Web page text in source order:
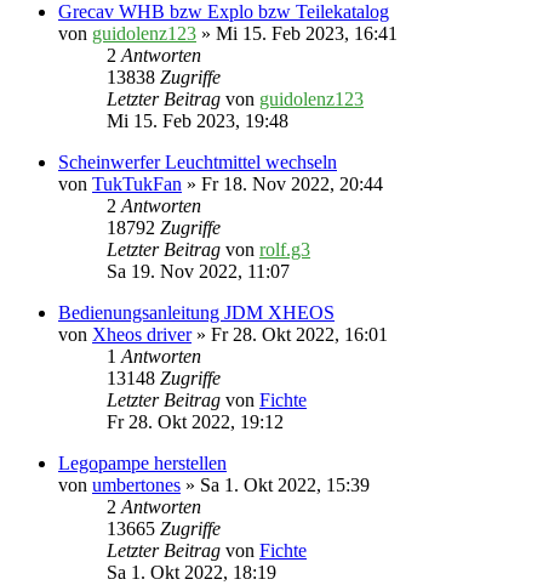
Grecav WHB bzw Explo bzw Teilekatalog
von guidolenz123 » Mi 15. Feb 2023, 16:41
2Antworten
13838 Zugriffe
Letzter Beitrag von guidolenz123
Mi 15. Feb 2023, 19:48
Scheinwerfer Leuchtmittel wechseln
von TukTukFan » Fr 18. Nov 2022, 20:44
2Antworten
18792 Zugriffe
Letzter Beitrag von rolf.g3
Sa 19. Nov 2022, 11:07
Bedienungsanleitung JDM XHEOS
von Xheos driver» Fr 28. Okt 2022, 16:01
1Antworten
13148 Zugriffe
Letzter Beitrag von Fichte
Fr 28. Okt 2022, 19:12
Legopampe herstellen
von umbertones » Sa 1. Okt 2022, 15:39
2Antworten
13665 Zugriffe
Letzter Beitrag von Fichte
Sa 1. Okt 2022, 18:19